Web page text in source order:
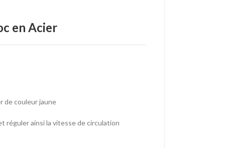
en Acier
de couleur jaune
réguler ainsi la vitesse de circulation